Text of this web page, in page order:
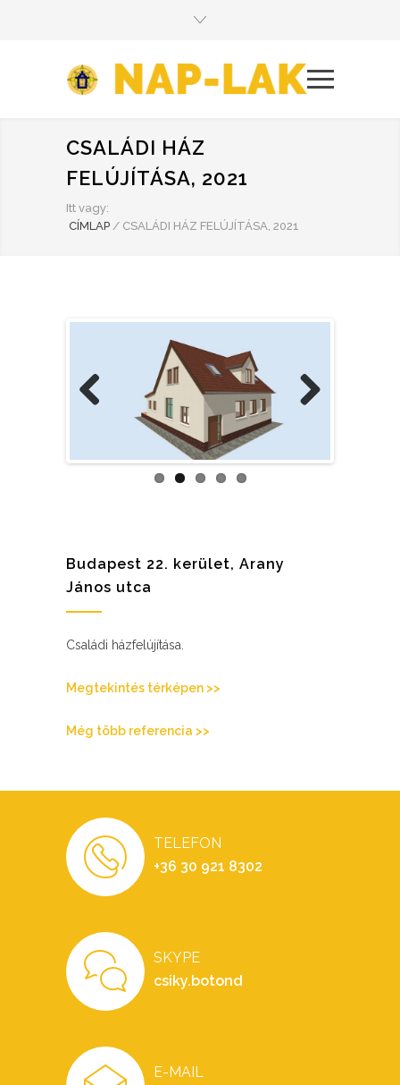
CSALÁDI HÁZ
FELÚJÍTÁSA, 2021
Itt vagy:
CÍMLAP / CSALÁDI HÁZ FELÚJÍTÁSA, 2021
Budapest 22. kerület, Arany
János utca
Családi házfelújítása.
Megtekintés térképen >>
Még több referencia >>
TELEFON
+36 30 921 8302
SKYPE
csiky.botond
E-MAIL